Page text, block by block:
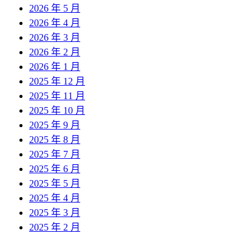
2026 年 5 月
2026 年 4 月
2026 年 3 月
2026 年 2 月
2026 年 1 月
2025 年 12 月
2025 年 11 月
2025 年 10 月
2025 年 9 月
2025 年 8 月
2025 年 7 月
2025 年 6 月
2025 年 5 月
2025 年 4 月
2025 年 3 月
2025 年 2 月